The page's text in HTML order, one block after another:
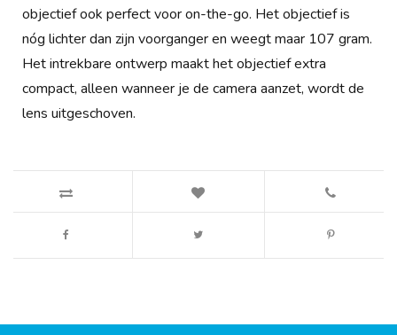
objectief ook perfect voor on-the-go. Het objectief is
nóg lichter dan zijn voorganger en weegt maar 107 gram.
Het intrekbare ontwerp maakt het objectief extra
compact, alleen wanneer je de camera aanzet, wordt de
lens uitgeschoven.